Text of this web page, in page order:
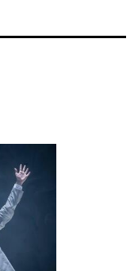
vlastní
až po Led
talentu a
písně
8PM